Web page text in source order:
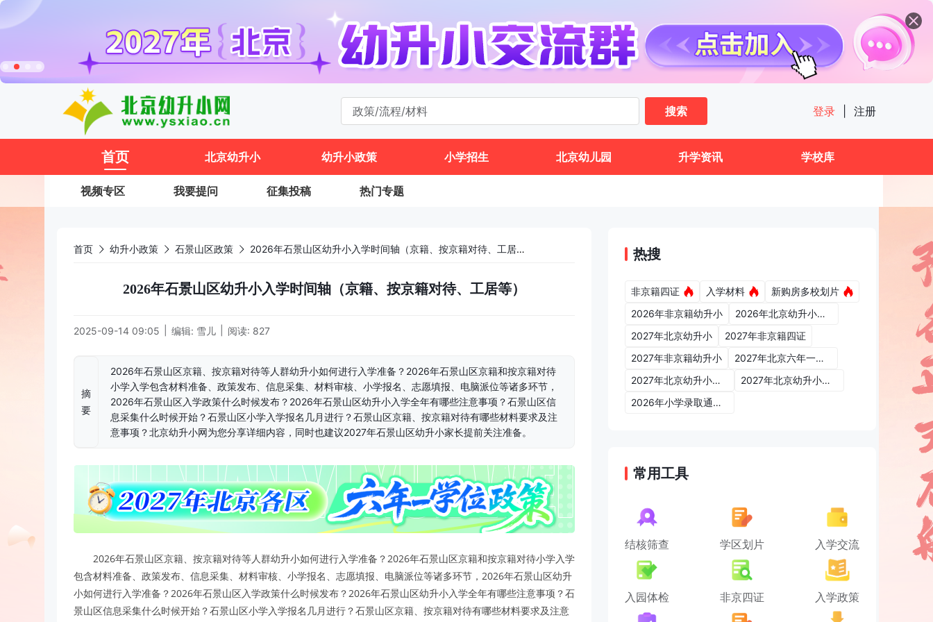
搜索
登录 注册
首页 北京幼升小 幼升小政策 小学招生 北京幼儿园 升学资讯 学校库
视频专区 我要提问 征集投稿 热门专题
首页 幼升小政策 石景山区政策 2026年石景山区幼升小入学时间轴（京籍、按京籍对待、工居等）
2026年石景山区幼升小入学时间轴（京籍、按京籍对待、工居等）
2025-09-14 09:05 编辑: 雪儿 阅读: 827
摘
要
2026年石景山区京籍、按京籍对待等人群幼升小如何进行入学准备？2026年石景山区京籍和按京籍对待
小学入学包含材料准备、政策发布、信息采集、材料审核、小学报名、志愿填报、电脑派位等诸多环节，
2026年石景山区入学政策什么时候发布？2026年石景山区幼升小入学全年有哪些注意事项？石景山区信
息采集什么时候开始？石景山区小学入学报名几月进行？石景山区京籍、按京籍对待有哪些材料要求及注
意事项？北京幼升小网为您分享详细内容，同时也建议2027年石景山区幼升小家长提前关注准备。
2026年石景山区京籍、按京籍对待等人群幼升小如何进行入学准备？2026年石景山区京籍和按京籍对待小学入学
包含材料准备、政策发布、信息采集、材料审核、小学报名、志愿填报、电脑派位等诸多环节，2026年石景山区幼升
小如何进行入学准备？2026年石景山区入学政策什么时候发布？2026年石景山区幼升小入学全年有哪些注意事项？石
景山区信息采集什么时候开始？石景山区小学入学报名几月进行？石景山区京籍、按京籍对待有哪些材料要求及注意
热搜
非京籍四证 入学材料
新购房多校划片
2026年非京籍幼升小
2026年北京幼升小入学政策
2027年北京幼升小
2027年非京籍四证
2027年非京籍幼升小
2027年北京六年一学位政策
2027年北京幼升小六年一学位政策
2027年北京幼升小入学政策
2026年小学录取通知书
常用工具
结核筛查 学区划片 入学交流
入园体检 非京四证 入学政策